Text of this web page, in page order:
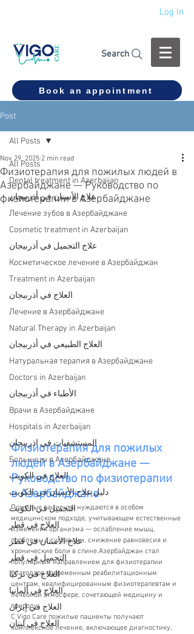
Log In
Search
Book an appointment
Post
All Posts
Dental treatment in Azerbaijan
علاج الأسنان في أذربيجان
Лечение зубов в Азербайджане
Cosmetic treatment in Azerbaijan
علاج التجميل في أذربيجان
Косметическое лечение в Азербайджан
Treatment in Azerbaijan
العلاج في أذربيجان
Лечение в Азербайджане
Natural Therapy in Azerbaijan
العلاج الطبيعي في أذربيجان
Натуральная терапия в Азербайджане
Doctors in Azerbaijan
الأطباء في أذربيجان
Врачи в Азербайджане
Hospitals in Azerbaijan
المستشفيات في اذربيجان
Больницы в Азербайджане
العلاج في الكويت
دليل علاج الأسنان في الكويت
التجميل في الكويت
العلاج في قطر
علاج الأسنان في قطر
التجميل في قطر
العلاج في تركيا
العلاج في ألمانيا
العلاج في إيران
العلاج في لبنان
All Posts
Физиотерапия для пожилых людей в
Азербайджане — Руководство по
физиотерапии в Азербайджане
Nov 29, 2025 2 min read
Физиотерапия для пожилых
людей в Азербайджане —
Руководство по физиотерапии
в Азербайджане
Пожилые пациенты нуждаются в особом
медицинском подходе, учитывающем естественные
изменения организма — ослабление мышц,
проблемы с суставами, снижение равновесия и
хронические боли в спине.Азербайджан стал
популярным направлением для физиотерапии
благодаря современным реабилитационным
центрам, квалифицированным физиотерапевтам и
лечебной атмосфере, сочетающей медицину и
природу.
С Vigo Care пожилые пациенты получают
комплексное лечение, включающее диагностику,